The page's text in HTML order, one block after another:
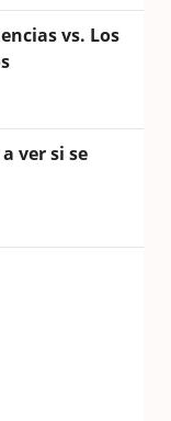
vs. Los
ver si se